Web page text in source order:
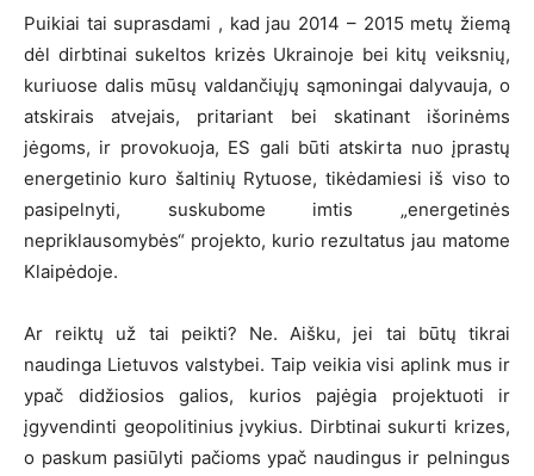
Puikiai tai suprasdami , kad jau 2014 – 2015 metų žiemą
dėl dirbtinai sukeltos krizės Ukrainoje bei kitų veiksnių,
kuriuose dalis mūsų valdančiųjų sąmoningai dalyvauja, o
atskirais atvejais, pritariant bei skatinant išorinėms
jėgoms, ir provokuoja, ES gali būti atskirta nuo įprastų
energetinio kuro šaltinių Rytuose, tikėdamiesi iš viso to
pasipelnyti, suskubome imtis „energetinės
nepriklausomybės“ projekto, kurio rezultatus jau matome
Klaipėdoje.
Ar reiktų už tai peikti? Ne. Aišku, jei tai būtų tikrai
naudinga Lietuvos valstybei. Taip veikia visi aplink mus ir
ypač didžiosios galios, kurios pajėgia projektuoti ir
įgyvendinti geopolitinius įvykius. Dirbtinai sukurti krizes,
o paskum pasiūlyti pačioms ypač naudingus ir pelningus